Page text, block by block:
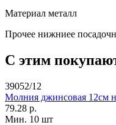
Материал металл
Прочее нижниее
С этим
39052/12
Молния джинсовая 12см
79.28 р.
Мин. 10 шт